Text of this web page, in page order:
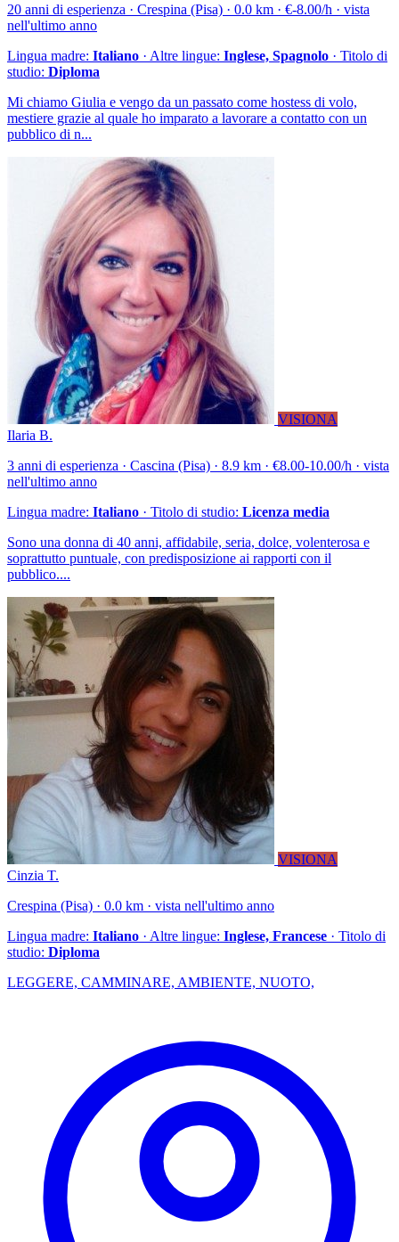
20 anni di esperienza · Crespina (Pisa) · 0.0 km · €-8.00/h · vista
nell'ultimo anno
Lingua madre: Italiano · Altre lingue: Inglese, Spagnolo · Titolo di
studio: Diploma
Mi chiamo Giulia e vengo da un passato come hostess di volo,
mestiere grazie al quale ho imparato a lavorare a contatto con un
pubblico di n...
VISIONA
Ilaria B.
3 anni di esperienza · Cascina (Pisa) · 8.9 km · €8.00-10.00/h · vista
nell'ultimo anno
Lingua madre: Italiano · Titolo di studio: Licenza media
Sono una donna di 40 anni, affidabile, seria, dolce, volenterosa e
soprattutto puntuale, con predisposizione ai rapporti con il
pubblico....
VISIONA
Cinzia T.
Crespina (Pisa) · 0.0 km · vista nell'ultimo anno
Lingua madre: Italiano · Altre lingue: Inglese, Francese · Titolo di
studio: Diploma
LEGGERE, CAMMINARE, AMBIENTE, NUOTO,